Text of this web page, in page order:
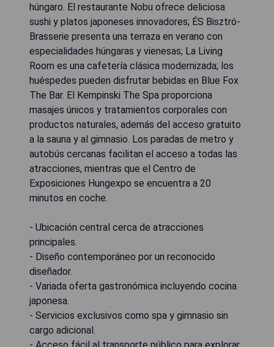
húngaro. El restaurante Nobu ofrece deliciosa
sushi y platos japoneses innovadores; ÉS Bisztró-
Brasserie presenta una terraza en verano con
especialidades húngaras y vienesas; La Living
Room es una cafetería clásica modernizada; los
huéspedes pueden disfrutar bebidas en Blue Fox
The Bar. El Kempinski The Spa proporciona
masajes únicos y tratamientos corporales con
productos naturales, además del acceso gratuito
a la sauna y al gimnasio. Los paradas de metro y
autobús cercanas facilitan el acceso a todas las
atracciones, mientras que el Centro de
Exposiciones Hungexpo se encuentra a 20
minutos en coche.
- Ubicación central cerca de atracciones
principales.
- Diseño contemporáneo por un reconocido
diseñador.
- Variada oferta gastronómica incluyendo cocina
japonesa.
- Servicios exclusivos como spa y gimnasio sin
cargo adicional.
- Acceso fácil al transporte público para explorar